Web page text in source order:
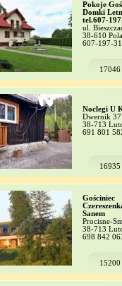
Pokoje
Domki
tel.607-
ul.
38-610
607-197-
17046
Noclegi U
Dwernik 37
38-713
691 801
16935
Gościniec
Sanem
Procisne-
38-713
698 842
15200